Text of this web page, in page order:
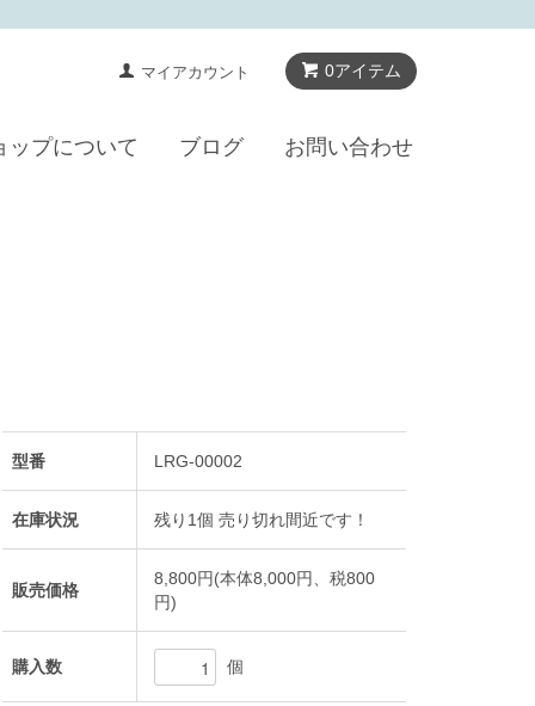
0アイテム
マイアカウント
ップについて ブログ お問い合わせ
型番 LRG-00002
在庫状況 残り1個 売り切れ間近です！
販売価格
8,800円(本体8,000円、税800
円)
購入数 個